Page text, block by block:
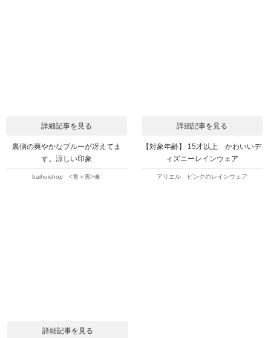
詳細記事を見る
裏側の爽やかなブルーが冴えてま
す。涼しい印象
baihuishop <青＋黒>傘
詳細記事を見る
【対象年齢】 15才以上 かわいいデ
ィズニーレインウェア
アリエル ピンクのレインウェア
詳細記事を見る